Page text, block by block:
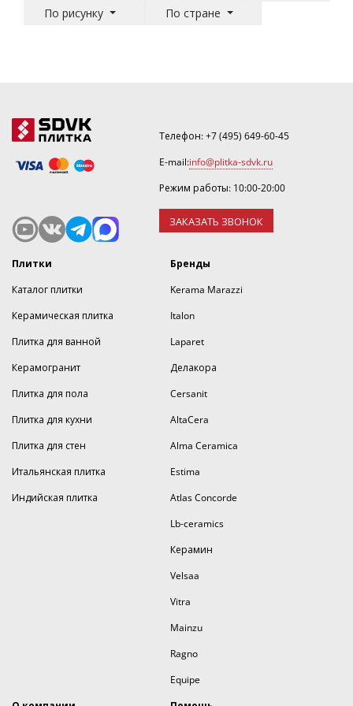
По рисунку По стране
Телефон:+7 (495) 649-60-45
E-mail:info@plitka-sdvk.ru
Режим работы: 10:00-20:00
ЗАКАЗАТЬ ЗВОНОК
Плитки
Каталог плитки
Керамическая плитка
Плитка для ванной
Керамогранит
Плитка для пола
Плитка для кухни
Плитка для стен
Итальянская плитка
Индийская плитка
Бренды
Kerama Marazzi
Italon
Laparet
Делакора
Cersanit
AltaCera
Alma Ceramica
Estima
Atlas Concorde
Lb-ceramics
Керамин
Velsaa
Vitra
Mainzu
Ragno
Equipe